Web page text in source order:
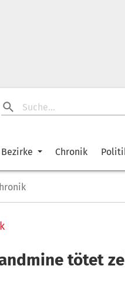
Bezirke Chronik
tötet